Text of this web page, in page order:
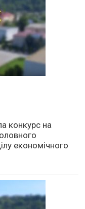
конкурс на
економічного